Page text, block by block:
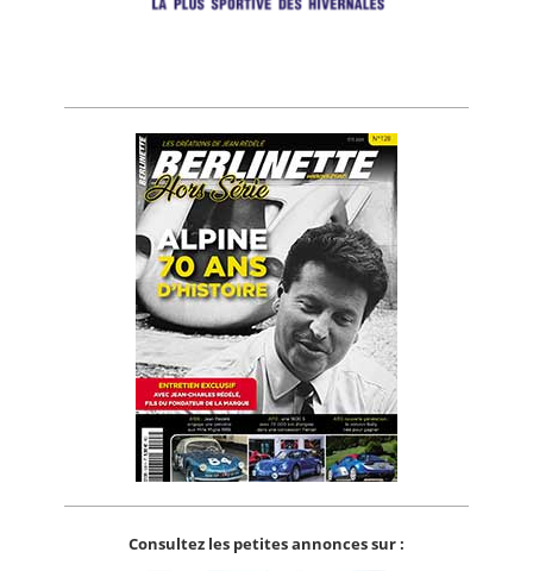
Consultez les petites annonces sur :